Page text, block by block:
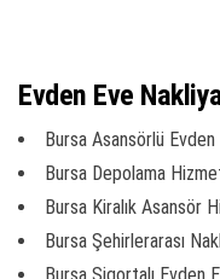
Evden Eve
Bursa Asansörlü
Bursa Depolama
Bursa Kiralık Asansör
Bursa Şehirlerarası